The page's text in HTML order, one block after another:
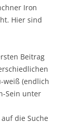
Iron
Hier sind
Beitrag
weiß (endlich
Sein unter
die Suche